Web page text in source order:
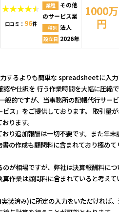
口コミ： 96件
業種
その他
のサービス業
種別 法人
設立日 2026年
1000万
円
するよりも簡単な spreadsheetに入
や仕訳を 行う作業時間を大幅に圧縮で
的ですが、当事務所の記帳代行サー
ス」をご提供しております。 取引量
ります。
り追加報酬は一切不要です。また年末
の作成も顧問料に含まれており極めて
が相場ですが、弊社は決算報酬料に
作業は顧問料に含まれていると考えて
装済み)に所定の入力をいただければ、